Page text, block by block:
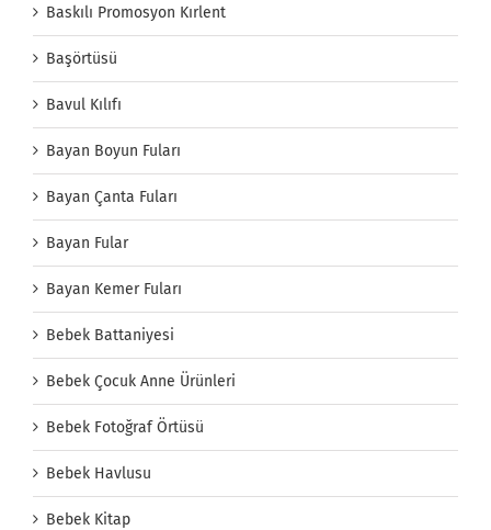
Baskılı Promosyon Kırlent
Başörtüsü
Bavul Kılıfı
Bayan Boyun Fuları
Bayan Çanta Fuları
Bayan Fular
Bayan Kemer Fuları
Bebek Battaniyesi
Bebek Çocuk Anne Ürünleri
Bebek Fotoğraf Örtüsü
Bebek Havlusu
Bebek Kitap